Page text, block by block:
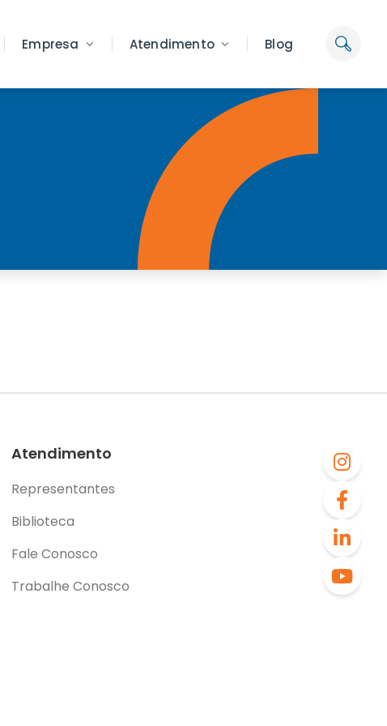
Empresa Atendimento Blog
Atendimento
Representantes
Biblioteca
Fale Conosco
Trabalhe Conosco